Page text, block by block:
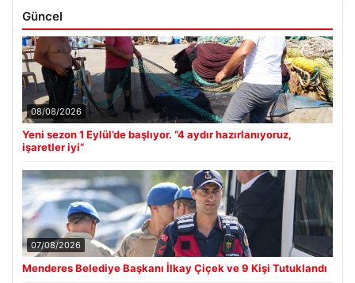
Güncel
08/08/2026
Yeni sezon 1 Eylül’de başlıyor. “4 aydır hazırlanıyoruz,
işaretler iyi”
07/08/2026
Menderes Belediye Başkanı İlkay Çiçek ve 9 Kişi Tutuklandı